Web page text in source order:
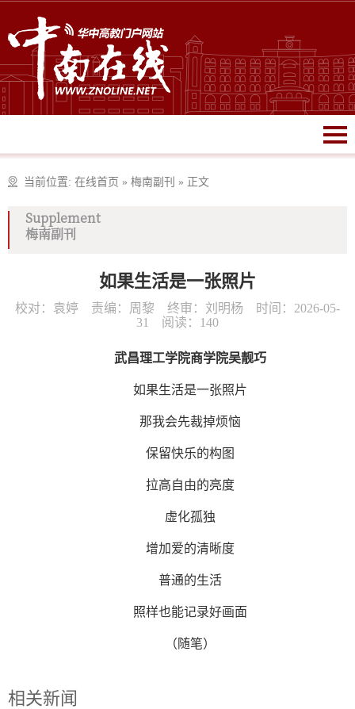
当前位置: 在线首页 » 梅南副刊 » 正文
Supplement
梅南副刊
如果生活是一张照片
校对：袁婷 责编：周黎 终审：刘明杨 时间：2026-05-
31 阅读：
140
武昌理工学院商学院吴靓巧
如果生活是一张照片
那我会先裁掉烦恼
保留快乐的构图
拉高自由的亮度
虚化孤独
增加爱的清晰度
普通的生活
照样也能记录好画面
（随笔）
相关新闻